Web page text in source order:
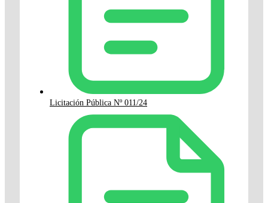
Licitación Pública Nº 011/24